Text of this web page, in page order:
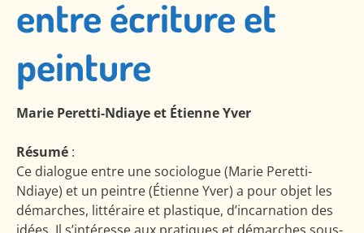
entre écriture et
peinture
Marie Peretti-Ndiaye et Étienne Yver
Résumé :
Ce dialogue entre une sociologue (Marie Peretti-
Ndiaye) et un peintre (Étienne Yver) a pour objet les
démarches, littéraire et plastique, d’incarnation des